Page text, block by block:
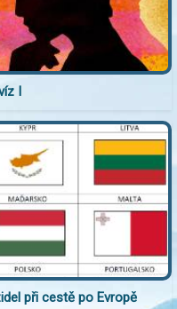
I
při cestě po Evropě